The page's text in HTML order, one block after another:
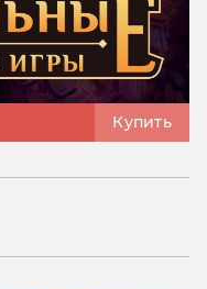
Купить